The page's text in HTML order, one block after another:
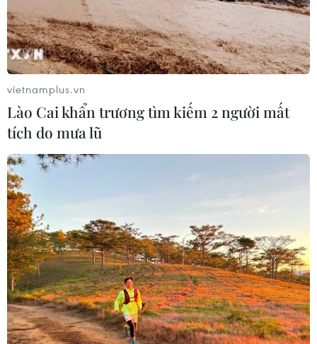
TIN CÙNG CHUYÊN MỤC
Thái Lan: Xả súng gây thương vong
tại trường học ở Nonthaburi
07/08/2026 05:12
Cựu Đại sứ Australia: Tầm nhìn hợp
tác mới cho quan hệ Việt Nam-
Australia
07/08/2026 05:00
Liên hợp quốc kêu gọi chấm dứt tấn
công dân thường trong xung đột
Nga-Ukraine
07/08/2026 04:29
vietnamplus.vn
Lào Cai khẩn trương tìm kiếm 2 người mất
tích do mưa lũ